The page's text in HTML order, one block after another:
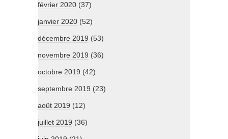
février 2020 (37)
janvier 2020 (52)
décembre 2019 (53)
novembre 2019 (36)
octobre 2019 (42)
septembre 2019 (23)
août 2019 (12)
juillet 2019 (36)